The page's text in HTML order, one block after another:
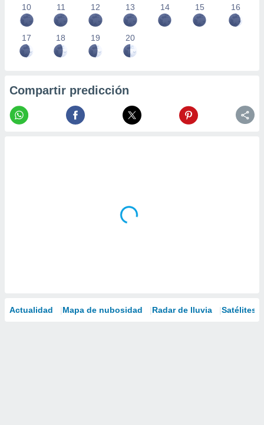
10 11 12 13 14 15 16
17 18 19 20
Compartir predicción
Actualidad Mapa de nubosidad Radar de lluvia Satélites